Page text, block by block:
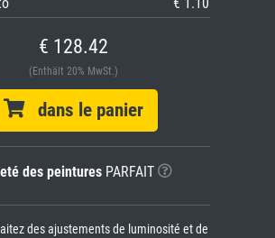
€ 128.42
(Enthält 20% MwSt.)
dans le panier
des peinturesPARFAIT
des ajustements de luminosité et de